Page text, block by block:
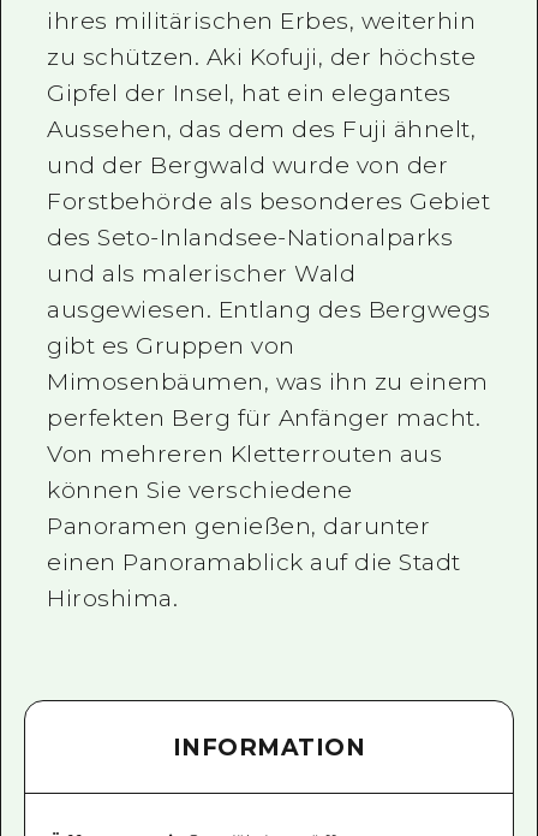
ihres militärischen Erbes, weiterhin
zu schützen. Aki Kofuji, der höchste
Gipfel der Insel, hat ein elegantes
Aussehen, das dem des Fuji ähnelt,
und der Bergwald wurde von der
Forstbehörde als besonderes Gebiet
des Seto-Inlandsee-Nationalparks
und als malerischer Wald
ausgewiesen. Entlang des Bergwegs
gibt es Gruppen von
Mimosenbäumen, was ihn zu einem
perfekten Berg für Anfänger macht.
Von mehreren Kletterrouten aus
können Sie verschiedene
Panoramen genießen, darunter
einen Panoramablick auf die Stadt
Hiroshima.
INFORMATION